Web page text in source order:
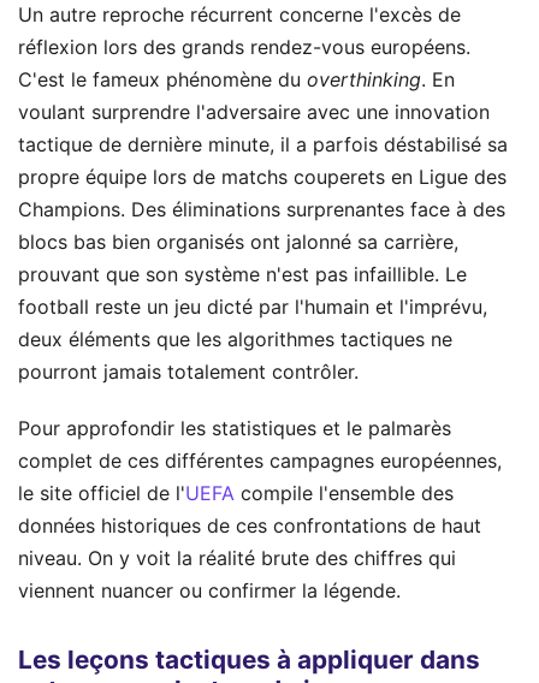
Un autre reproche récurrent concerne l'excès de
réflexion lors des grands rendez-vous européens.
C'est le fameux phénomène du overthinking. En
voulant surprendre l'adversaire avec une innovation
tactique de dernière minute, il a parfois déstabilisé sa
propre équipe lors de matchs couperets en Ligue des
Champions. Des éliminations surprenantes face à des
blocs bas bien organisés ont jalonné sa carrière,
prouvant que son système n'est pas infaillible. Le
football reste un jeu dicté par l'humain et l'imprévu,
deux éléments que les algorithmes tactiques ne
pourront jamais totalement contrôler.
Pour approfondir les statistiques et le palmarès
complet de ces différentes campagnes européennes,
le site officiel de l'UEFA compile l'ensemble des
données historiques de ces confrontations de haut
niveau. On y voit la réalité brute des chiffres qui
viennent nuancer ou confirmer la légende.
Les leçons tactiques à appliquer dans